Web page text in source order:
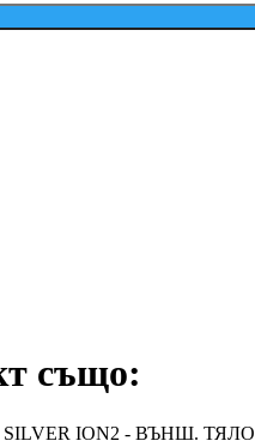
също:
SILVER ION2 - ВЪНШ. ТЯЛО